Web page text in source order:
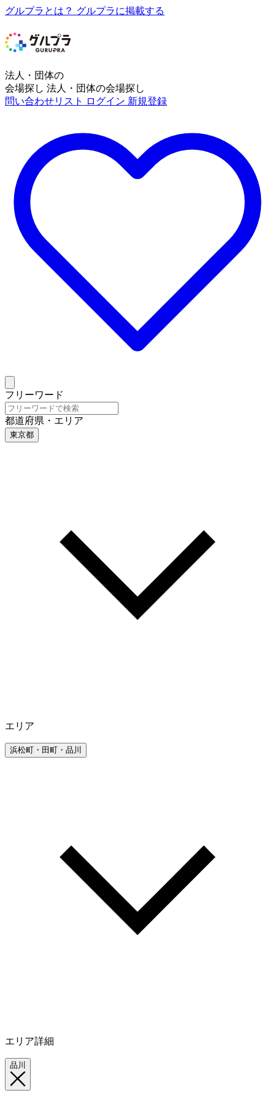
グルプラとは？ グルプラに掲載する
法人・団体の
会場探し 法人・団体の会場探し
問い合わせリスト
ログイン 新規登録
フリーワード
都道府県・エリア
東京都
エリア
浜松町・田町・品川
エリア詳細
品川